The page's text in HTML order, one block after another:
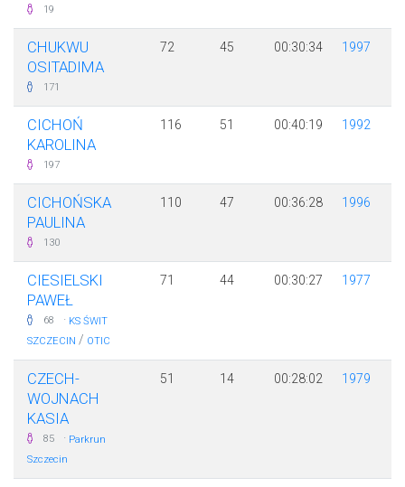
19
CHUKWU
OSITADIMA
171
72 45 00:30:34 1997
CICHOŃ
KAROLINA
197
116 51 00:40:19 1992
CICHOŃSKA
PAULINA
130
110 47 00:36:28 1996
CIESIELSKI
PAWEŁ
68 · KS ŚWIT
SZCZECIN / OTIC
71 44 00:30:27 1977
CZECH-
WOJNACH
KASIA
85 · Parkrun
Szczecin
51 14 00:28:02 1979